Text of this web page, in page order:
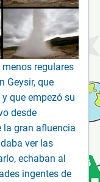
regulares
Geysir, que
que empezó su
desde
la gran afluencia
ver las
echaban al
ingentes de